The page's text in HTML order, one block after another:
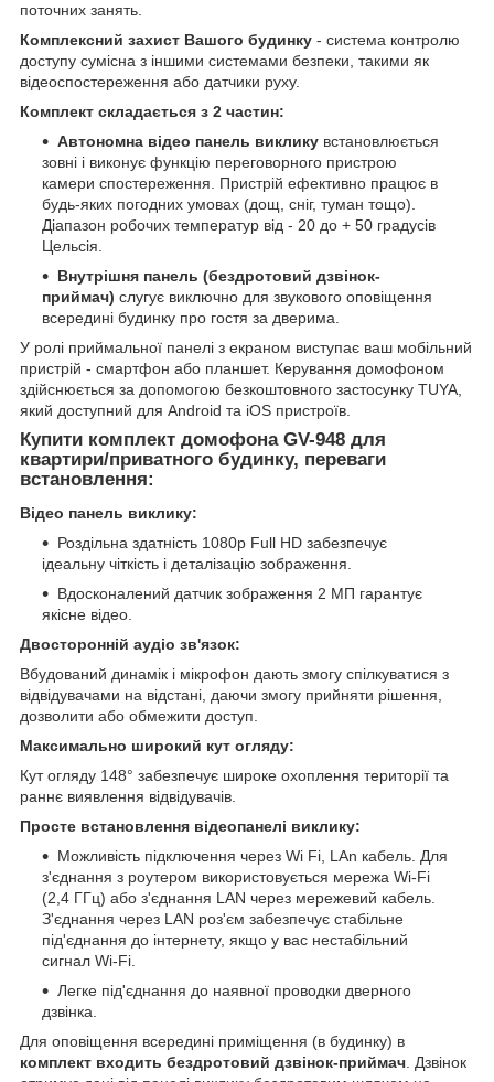
поточних занять.
Комплексний захист Вашого будинку - система контролю
доступу сумісна з іншими системами безпеки, такими як
відеоспостереження або датчики руху.
Комплект складається з 2 частин:
Автономна відео панель виклику встановлюється
зовні і виконує функцію переговорного пристрою
камери спостереження. Пристрій ефективно працює в
будь-яких погодних умовах (дощ, сніг, туман тощо).
Діапазон робочих температур від - 20 до + 50 градусів
Цельсія.
Внутрішня панель (бездротовий дзвінок-
приймач) слугує виключно для звукового оповіщення
всередині будинку про гостя за дверима.
У ролі приймальної панелі з екраном виступає ваш мобільний
пристрій - смартфон або планшет. Керування домофоном
здійснюється за допомогою безкоштовного застосунку TUYA,
який доступний для Android та iOS пристроїв.
Купити комплект домофона GV-948 для
квартири/приватного будинку, переваги
встановлення:
Відео панель виклику:
Роздільна здатність 1080p Full HD забезпечує
ідеальну чіткість і деталізацію зображення.
Вдосконалений датчик зображення 2 МП гарантує
якісне відео.
Двосторонній аудіо зв'язок:
Вбудований динамік і мікрофон дають змогу спілкуватися з
відвідувачами на відстані, даючи змогу прийняти рішення,
дозволити або обмежити доступ.
Максимально широкий кут огляду:
Кут огляду 148° забезпечує широке охоплення території та
раннє виявлення відвідувачів.
Просте встановлення відеопанелі виклику:
Можливість підключення через Wi Fi, LAn кабель. Для
з'єднання з роутером використовується мережа Wi-Fi
(2,4 ГГц) або з'єднання LAN через мережевий кабель.
З'єднання через LAN роз'єм забезпечує стабільне
під'єднання до інтернету, якщо у вас нестабільний
сигнал Wi-Fi.
Легке під'єднання до наявної проводки дверного
дзвінка.
Для оповіщення всередині приміщення (в будинку) в
комплект входить бездротовий дзвінок-приймач. Дзвінок